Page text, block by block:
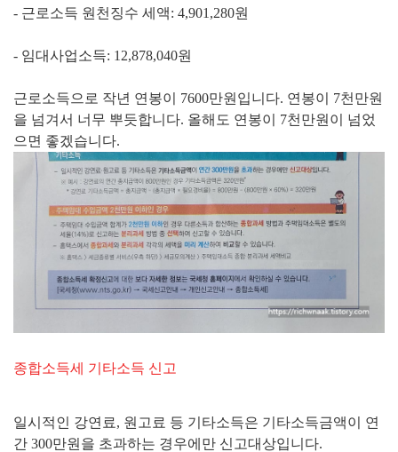
- 근로소득 원천징수 세액: 4,901,280원
- 임대사업소득: 12,878,040원
근로소득으로 작년 연봉이 7600만원입니다. 연봉이 7천만원
을 넘겨서 너무 뿌듯합니다. 올해도 연봉이 7천만원이 넘었
으면 좋겠습니다.
종합소득세 기타소득 신고
일시적인 강연료, 원고료 등 기타소득은 기타소득금액이 연
간 300만원을 초과하는 경우에만 신고대상입니다.